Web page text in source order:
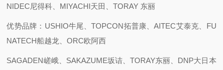
NIDEC尼得科、MIYACHI天田、TORAY 东丽
优势品牌：USHIO牛尾、TOPCON拓普康、AITEC艾泰克、FU
NATECH船越龙、ORC欧阿西
SAGADEN嵯峨、SAKAZUME坂诘、TORAY东丽、DNP大日本